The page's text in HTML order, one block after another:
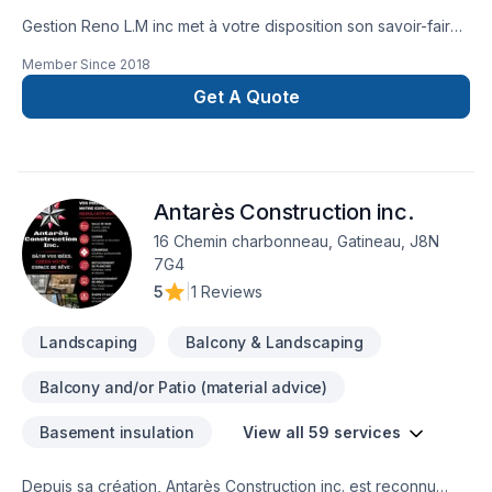
Gestion Reno L.M inc met à votre disposition son savoir-faire
Carrelage, Commercial, Cuisine, Démolition, Émondage,
Entretien commercial, Entretien ménager, Excavation, Garage,
Gypse, Insonorisation, Isolation, Isolation entre-toît, Isolation
générale, Revêtement extérieur, Salle de bain, Sous-sol,
Tapis, Tirage de joint, Toiture, Tourbe, Ventilation pour
embellir vos espaces à Eastern
Ontario,Laurentides,Laval,Montérégie,Montréal. Grâce à notre
approche centrée sur le client, nous proposons des solutions
Member Since 2018
Get A Quote
Antarès Construction inc.
16 Chemin charbonneau, Gatineau, J8N
7G4
5
1 Reviews
Landscaping Balcony & Landscaping
Balcony and/or Patio (material advice)
Basement insulation View all 59 services
Depuis sa création, Antarès Construction inc. est reconnu